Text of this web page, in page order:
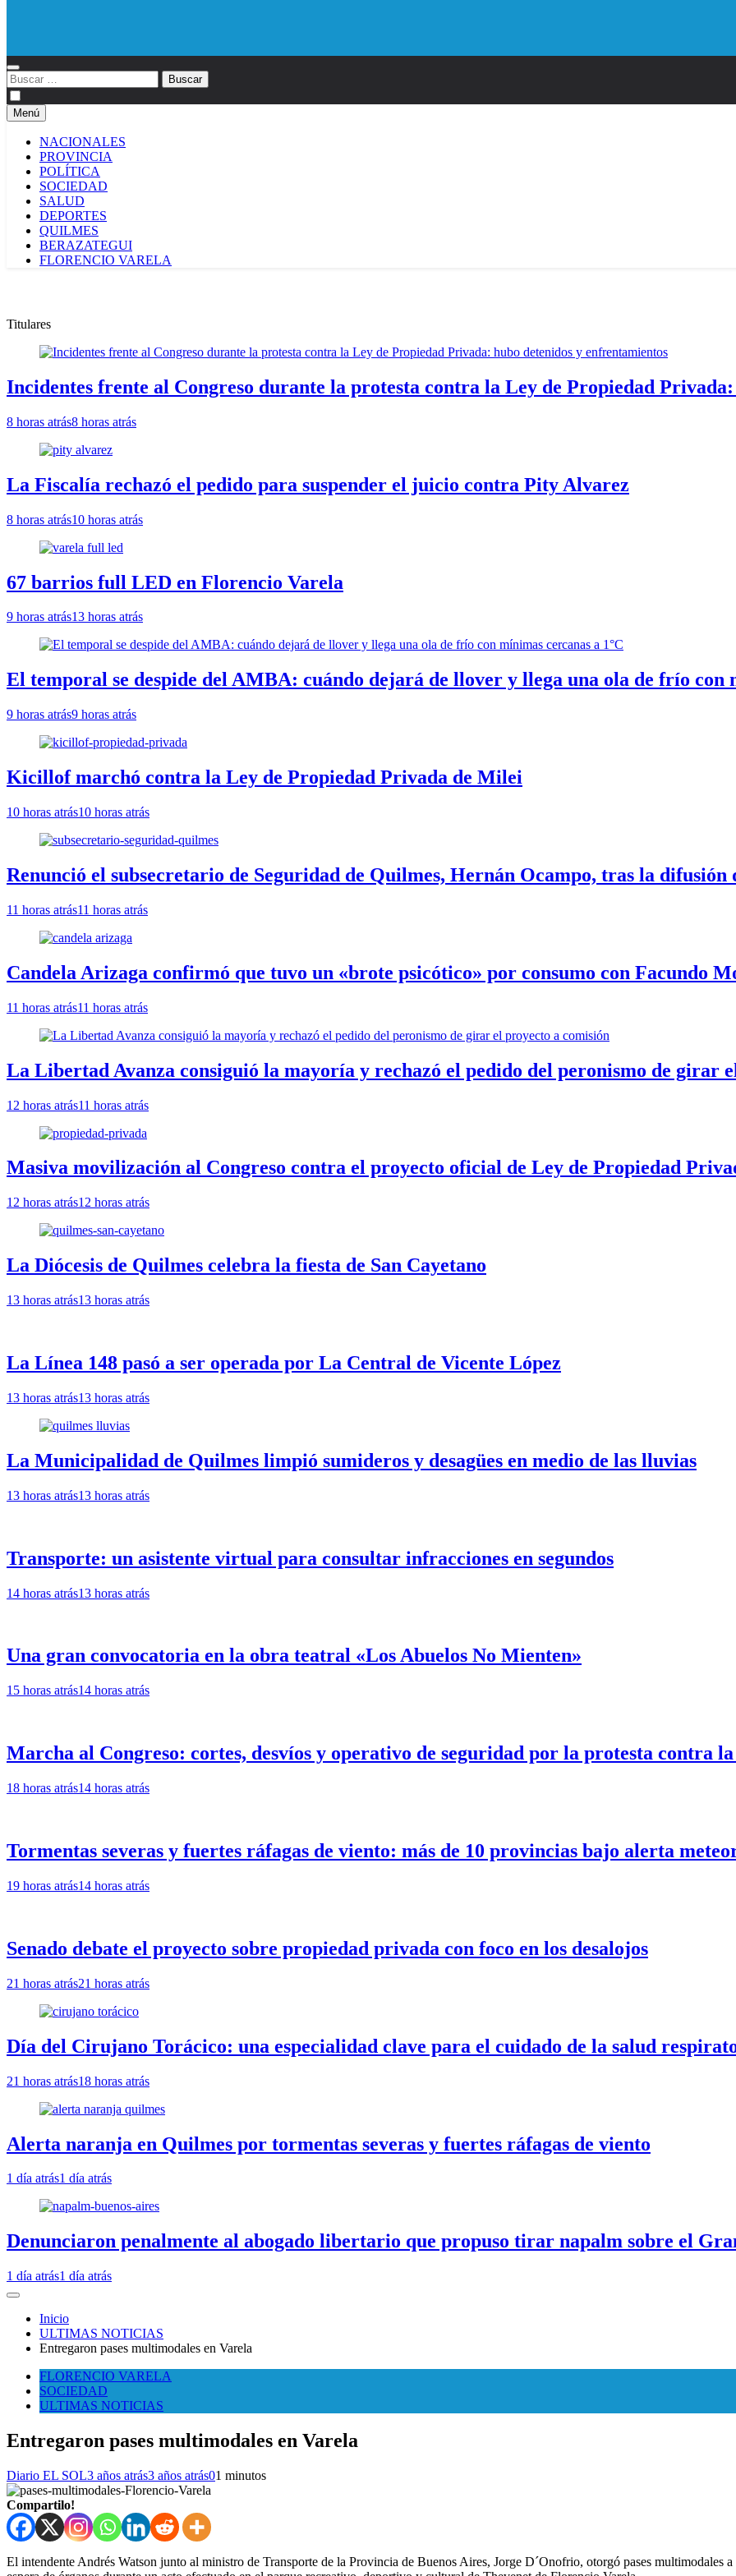
Buscar:
Menú
NACIONALES
PROVINCIA
POLÍTICA
SOCIEDAD
SALUD
DEPORTES
QUILMES
BERAZATEGUI
FLORENCIO VARELA
Titulares
Incidentes frente al Congreso durante la protesta contra la Ley de Propiedad
8 horas atrás8 horas atrás
La Fiscalía rechazó el pedido para suspender el juicio contra Pity Alvarez
8 horas atrás10 horas atrás
67 barrios full LED en Florencio Varela
9 horas atrás13 horas atrás
El temporal se despide del AMBA: cuándo dejará de llover y llega una ola de frío con
9 horas atrás9 horas atrás
Kicillof marchó contra la Ley de Propiedad Privada de Milei
10 horas atrás10 horas atrás
Renunció el subsecretario de Seguridad de Quilmes, Hernán Ocampo, tras la difusión
11 horas atrás11 horas atrás
Candela Arizaga confirmó que tuvo un «brote psicótico» por consumo con Facundo
11 horas atrás11 horas atrás
La Libertad Avanza consiguió la mayoría y rechazó el pedido del peronismo de girar
12 horas atrás11 horas atrás
Masiva movilización al Congreso contra el proyecto oficial de Ley de Propiedad
12 horas atrás12 horas atrás
La Diócesis de Quilmes celebra la fiesta de San Cayetano
13 horas atrás13 horas atrás
La Línea 148 pasó a ser operada por La Central de Vicente López
13 horas atrás13 horas atrás
La Municipalidad de Quilmes limpió sumideros y desagües en medio de las lluvias
13 horas atrás13 horas atrás
Transporte: un asistente virtual para consultar infracciones en segundos
14 horas atrás13 horas atrás
Una gran convocatoria en la obra teatral «Los Abuelos No Mienten»
15 horas atrás14 horas atrás
Marcha al Congreso: cortes, desvíos y operativo de seguridad por la protesta contra
18 horas atrás14 horas atrás
Tormentas severas y fuertes ráfagas de viento: más de 10 provincias bajo alerta
19 horas atrás14 horas atrás
Senado debate el proyecto sobre propiedad privada con foco en los desalojos
21 horas atrás21 horas atrás
Día del Cirujano Torácico: una especialidad clave para el cuidado de la salud
21 horas atrás18 horas atrás
Alerta naranja en Quilmes por tormentas severas y fuertes ráfagas de viento
1 día atrás1 día atrás
Denunciaron penalmente al abogado libertario que propuso tirar napalm sobre el
1 día atrás1 día atrás
Inicio
ULTIMAS NOTICIAS
Entregaron pases multimodales en Varela
FLORENCIO VARELA
SOCIEDAD
ULTIMAS NOTICIAS
Entregaron pases multimodales en Varela
Diario EL SOL3 años atrás3 años atrás01 minutos
Compartilo!
El intendente Andrés Watson junto al ministro de Transporte de la Provincia de Buenos Aires, Jorge D´Onofrio, otorgó pases multimodales